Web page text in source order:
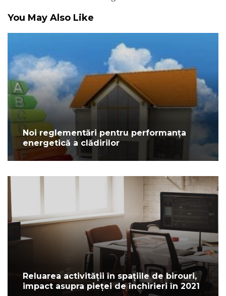
You May Also Like
Noi reglementări pentru performanța
energetică a clădirilor
Reluarea activității în spațiile de birouri,
impact asupra pieței de închirieri în 2021